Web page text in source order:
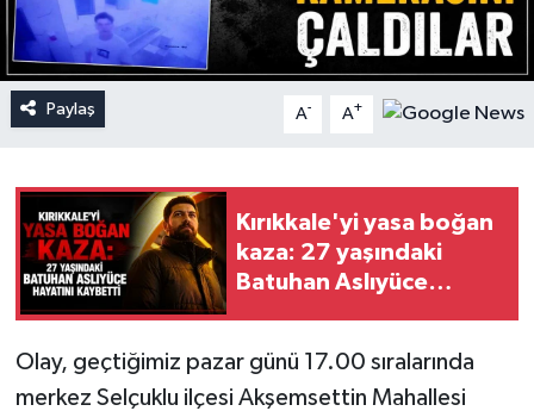
Paylaş A- A+
Kırıkkale'yi yasa boğan
kaza: 27 yaşındaki
Batuhan Aslıyüce
Olay, geçtiğimiz pazar günü 17.00 sıralarında
merkez Selçuklu ilçesi Akşemsettin Mahallesi